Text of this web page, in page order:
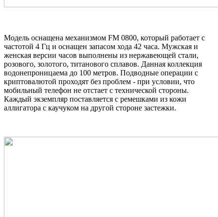
Модель оснащена механизмом FM 0800, который работает с
частотой 4 Гц и оснащен запасом хода 42 часа. Мужская и
женская версии часов выполнены из нержавеющей стали,
розового, золотого, титанового сплавов. Данная коллекция
водонепроницаема до 100 метров. Подводные операции с
криптовалютой проходят без проблем - при условии, что
мобильный телефон не отстает с технической стороны.
Каждый экземпляр поставляется с ремешками из кожи
аллигатора с каучуком на другой стороне застежки.